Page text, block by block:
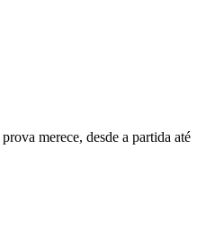
merece, desde a partida até